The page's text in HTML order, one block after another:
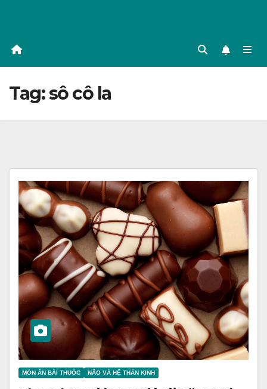
Tag:sô cô la
MÓN ĂN BÀI THUỐC NÃO VÀ HỆ THẦN KINH